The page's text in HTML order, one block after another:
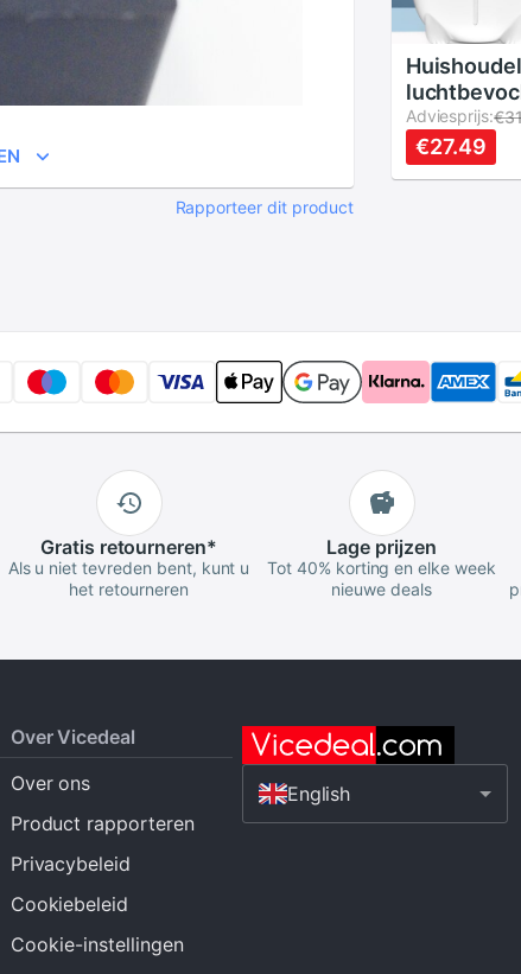
Rapporteer dit product
kleine beer
Adviesprijs:
€27.49
Gratis retourneren*
Als u niet tevreden bent, kunt u
het retourneren
Lage prijzen
Tot 40% korting en elke week
nieuwe deals
Over Vicedeal
Over ons
Product rapporteren
Privacybeleid
Cookiebeleid
Cookie-instellingen
English